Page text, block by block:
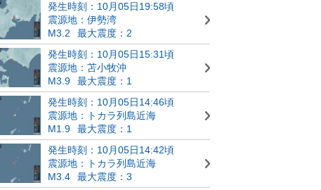
発生時刻：10月05日19:58頃
震源地：伊勢湾
M3.2
最大震度：2
発生時刻：10月05日15:31頃
震源地：苫小牧沖
M3.9
最大震度：1
発生時刻：10月05日14:46頃
震源地：トカラ列島近海
M1.9
最大震度：1
発生時刻：10月05日14:42頃
震源地：トカラ列島近海
M3.4
最大震度：3